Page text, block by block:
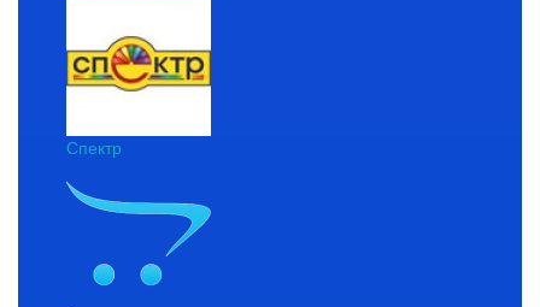
Спектр